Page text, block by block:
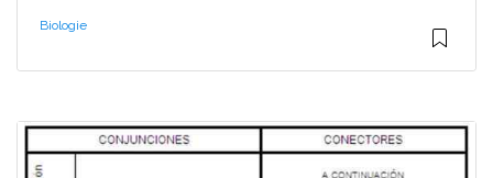
Biologie